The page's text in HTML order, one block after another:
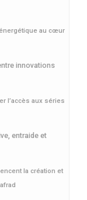
au cœur
innovations
l’accès aux séries
entraide et
la création et